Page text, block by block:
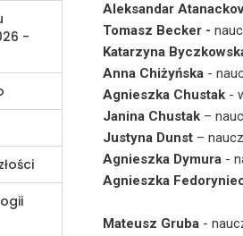
Aleksandar
Tomasz Becker -
Katarzyna
Anna Chiżyńska -
Agnieszka Chustak-
Janina Chustak–
Justyna Dunst–
Agnieszka Dymura-
Agnieszka
Mateusz Gruba-
-